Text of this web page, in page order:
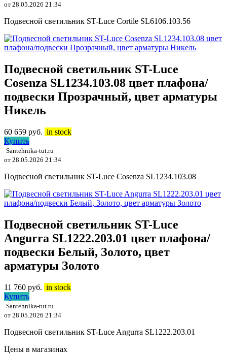
от 28.05.2026 21:34
Подвесной светильник ST-Luce Cortile SL6106.103.56
Подвесной светильник ST-Luce
Cosenza SL1234.103.08 цвет плафона/
подвески Прозрачный, цвет арматуры
Никель
60 659 руб. in stock
Купить
Santehnika-tut.ru
от 28.05.2026 21:34
Подвесной светильник ST-Luce Cosenza SL1234.103.08
Подвесной светильник ST-Luce
Angurra SL1222.203.01 цвет плафона/
подвески Белый, Золото, цвет
арматуры Золото
11 760 руб. in stock
Купить
Santehnika-tut.ru
от 28.05.2026 21:34
Подвесной светильник ST-Luce Angurra SL1222.203.01
Цены в магазинах